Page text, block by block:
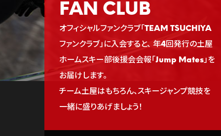
FAN CLUB
オフィシャルファンクラブ「TEAM TSUCHIYA
ファンクラブ」に入会すると、 年4回発行の土屋
ホームスキー部後援会会報「Jump Mates」を
お届けします。
チーム土屋はもちろん、スキージャンプ競技を
一緒に盛りあげましょう！